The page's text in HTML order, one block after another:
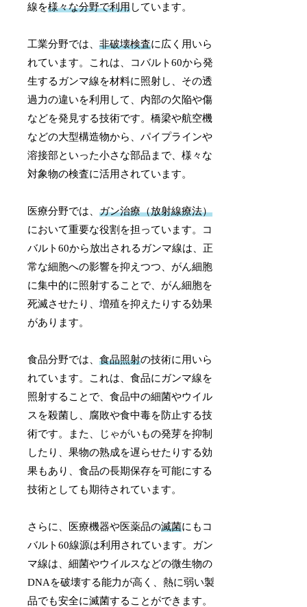
線を様々な分野で利用しています。
工業分野では、非破壊検査に広く用いら
れています。これは、コバルト60から発
生するガンマ線を材料に照射し、その透
過力の違いを利用して、内部の欠陥や傷
などを発見する技術です。橋梁や航空機
などの大型構造物から、パイプラインや
溶接部といった小さな部品まで、様々な
対象物の検査に活用されています。
医療分野では、ガン治療（放射線療法）
において重要な役割を担っています。コ
バルト60から放出されるガンマ線は、正
常な細胞への影響を抑えつつ、がん細胞
に集中的に照射することで、がん細胞を
死滅させたり、増殖を抑えたりする効果
があります。
食品分野では、食品照射の技術に用いら
れています。これは、食品にガンマ線を
照射することで、食品中の細菌やウイル
スを殺菌し、腐敗や食中毒を防止する技
術です。また、じゃがいもの発芽を抑制
したり、果物の熟成を遅らせたりする効
果もあり、食品の長期保存を可能にする
技術としても期待されています。
さらに、医療機器や医薬品の滅菌にもコ
バルト60線源は利用されています。ガン
マ線は、細菌やウイルスなどの微生物の
DNAを破壊する能力が高く、熱に弱い製
品でも安全に滅菌することができます。